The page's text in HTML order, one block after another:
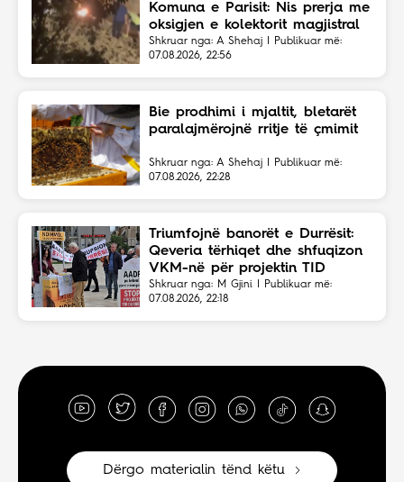
Komuna e Parisit: Nis prerja me
oksigjen e kolektorit magjistral
në fshehtësi
Shkruar nga: A Shehaj | Publikuar më:
07.08.2026, 22:56
Bie prodhimi i mjaltit, bletarët
paralajmërojnë rritje të çmimit
Shkruar nga: A Shehaj | Publikuar më:
07.08.2026, 22:28
Triumfojnë banorët e Durrësit:
Qeveria tërhiqet dhe shfuqizon
VKM-në për projektin TID
Shkruar nga: M Gjini | Publikuar më:
07.08.2026, 22:18
Dërgo materialin tënd këtu